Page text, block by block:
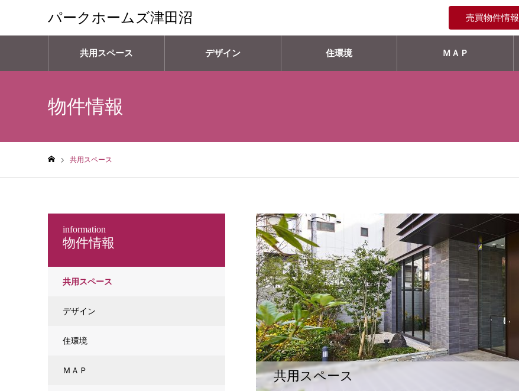
パークホームズ津田沼 売買物件情報
共用スペース デザイン 住環境 ＭＡＰ
物件情報
共用スペース
共用スペース
物件情報
information
共用スペース
デザイン
住環境
ＭＡＰ